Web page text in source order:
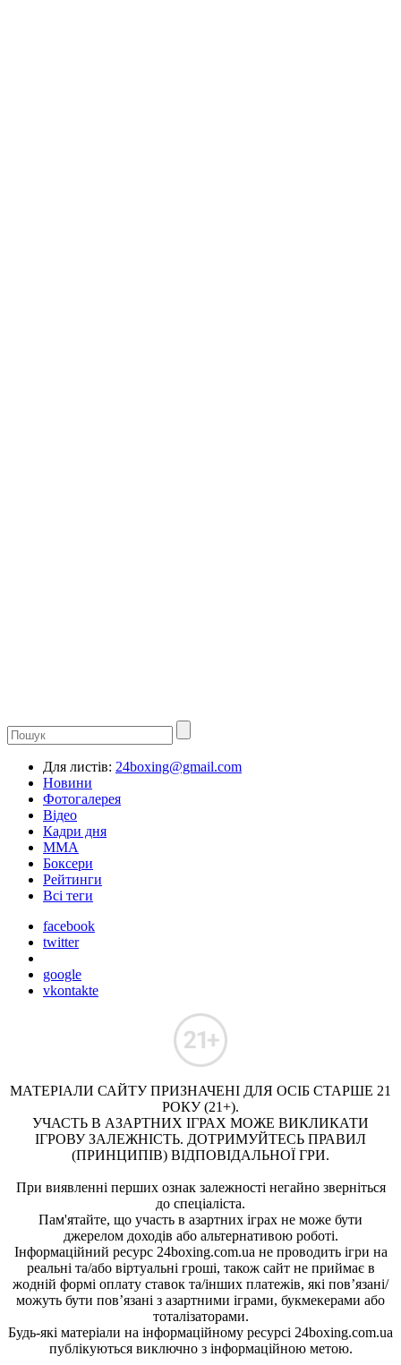
Для листів: 24boxing@gmail.com
Новини
Фотогалерея
Відео
Кадри дня
ММА
Боксери
Рейтинги
Всі теги
facebook
twitter
google
vkontakte
МАТЕРІАЛИ САЙТУ ПРИЗНАЧЕНІ ДЛЯ ОСІБ СТАРШЕ 21
РОКУ (21+).
УЧАСТЬ В АЗАРТНИХ ІГРАХ МОЖЕ ВИКЛИКАТИ
ІГРОВУ ЗАЛЕЖНІСТЬ. ДОТРИМУЙТЕСЬ ПРАВИЛ
(ПРИНЦИПІВ) ВІДПОВІДАЛЬНОЇ ГРИ.
При виявленні перших ознак залежності негайно зверніться
до спеціаліста.
Пам'ятайте, що участь в азартних іграх не може бути
джерелом доходів або альтернативою роботі.
Інформаційний ресурс 24boxing.com.ua не проводить ігри на
реальні та/або віртуальні гроші, також сайт не приймає в
жодній формі оплату ставок та/інших платежів, які пов’язані/
можуть бути пов’язані з азартними іграми, букмекерами або
тоталізаторами.
Будь-які матеріали на інформаційному ресурсі 24boxing.com.ua
публікуються виключно з інформаційною метою.